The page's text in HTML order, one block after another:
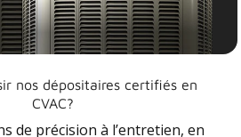
nos dépositaires certifiés en
CVAC?
de précision à l’entretien, en